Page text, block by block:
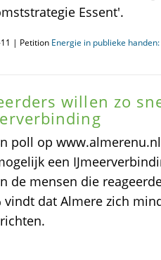
Essent'.
| Petition Energie in publieke
willen zo
poll op
een
de mensen die
vindt dat Almere zich